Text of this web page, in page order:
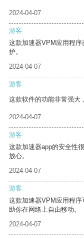
2024-04-07
游客
这款加速器VPM应用程
护。
2024-04-07
游客
这款软件的功能非常强大
2024-04-07
游客
这款加速器app的安全性
放心。
2024-04-07
游客
这款加速器VPM应用程
助你在网络上自由移动。
2024-04-07